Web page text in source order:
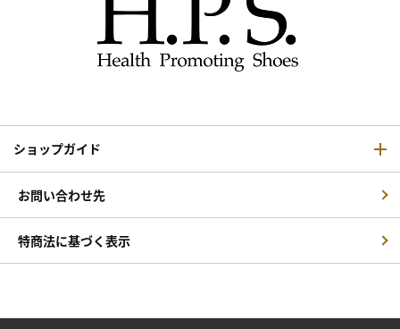
ショップガイド
お問い合わせ先
特商法に基づく表示